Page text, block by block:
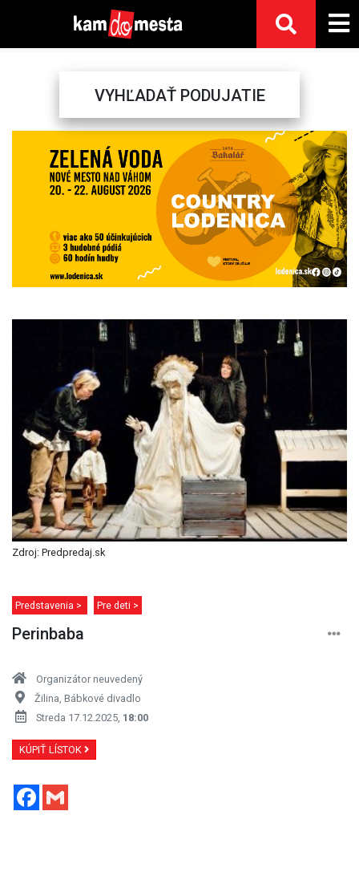
VYHĽADAŤ PODUJATIE
Next
Zdroj: Predpredaj.sk
Predstavenia > Pre deti >
Perinbaba
Organizátor neuvedený
Žilina, Bábkové divadlo
Streda 17.12.2025, 18:00
KÚPIŤ LÍSTOK
Facebook